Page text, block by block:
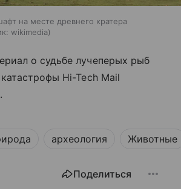
на месте древнего кратера
wikimedia
о судьбе лучеперых рыб
Hi-Tech Mail
.
археология Животные
Поделиться